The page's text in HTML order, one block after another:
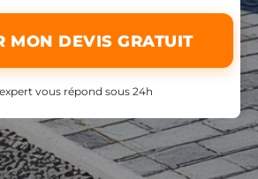
MON DEVIS GRATUIT
vous répond sous 24h